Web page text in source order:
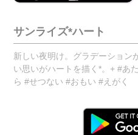
サンライズ*ハート
新しい夜明け。グラデーション
い思いがハートを描く*。+ #あ
ら #せつない #おもい #えがく